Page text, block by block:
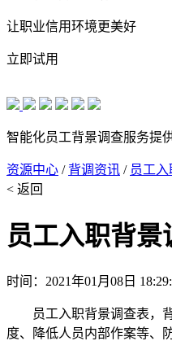
让职业信用环境更美好
立即试用
智能化员工背景调查服务提
资源中心 / 背调资讯 / 员工
< 返回
员工入职背景
时间：2021年01月08日
员工入职背景调查表，背
度、降低人员内部作案等、